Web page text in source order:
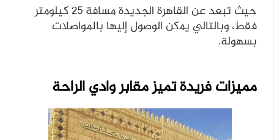
حيث تبعد عن القاهرة الجديدة مسافة ٢٥ كيلومتر
فقط، وبالتالي يمكن الوصول إليها بالمواصلات
بسهولة.
مميزات فريدة تميز مقابر وادي الراحة